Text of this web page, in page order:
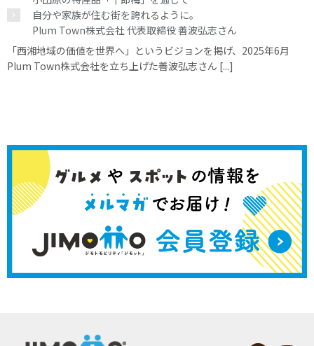
自分や家族が住む街を誇れるように。
Plum Town株式会社 代表取締役 善波弘志さん
「西湘地域の価値を世界へ」というビジョンを掲げ、2025年6月
Plum Town株式会社を立ち上げた善波弘志さん [...]